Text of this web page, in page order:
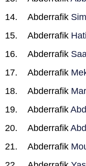
Abderrafik
Abderrafik
Abderrafik
Abderrafik
Abderrafik
Abderrafik
Abderrafik
Abderrafik